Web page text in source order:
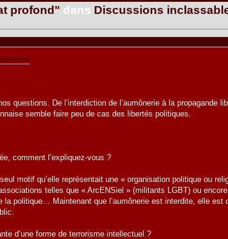
profond" dans Discussions
questions. De l’interdiction de l’aumônerie à la propagande
semble faire peu de cas des libertés politiques.
comment l’expliquez-vous ?
motif qu’elle représentait une « organisation politique ou
telles que « ArcENSiel » (militants LGBT) ou
politique… Maintenant que l’aumônerie est interdite, elle
d’une forme de terrorisme intellectuel ?